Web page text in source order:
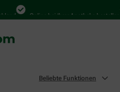
Online bei Ihrer Apotheke bestellen
Beliebte Funktionen